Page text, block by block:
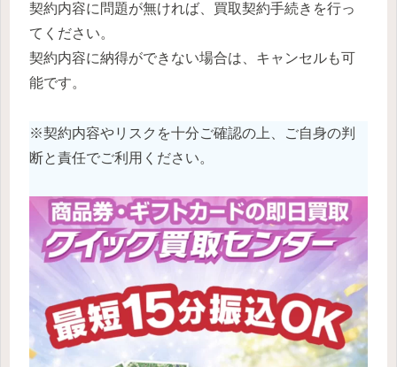
契約内容に問題が無ければ、買取契約手続きを行っ
てください。
契約内容に納得ができない場合は、キャンセルも可
能です。
※契約内容やリスクを十分ご確認の上、ご自身の判
断と責任でご利用ください。